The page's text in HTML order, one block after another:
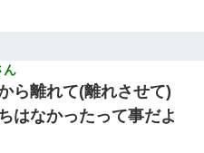
ん
ら離れて(離れさせて)
はなかったって事だよ